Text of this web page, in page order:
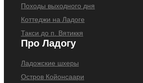
Походы выходного дня
Коттеджи на Ладоге
Такси до п. Вятиккя
Про Ладогу
Ладожские шхеры
Остров Койонсаари